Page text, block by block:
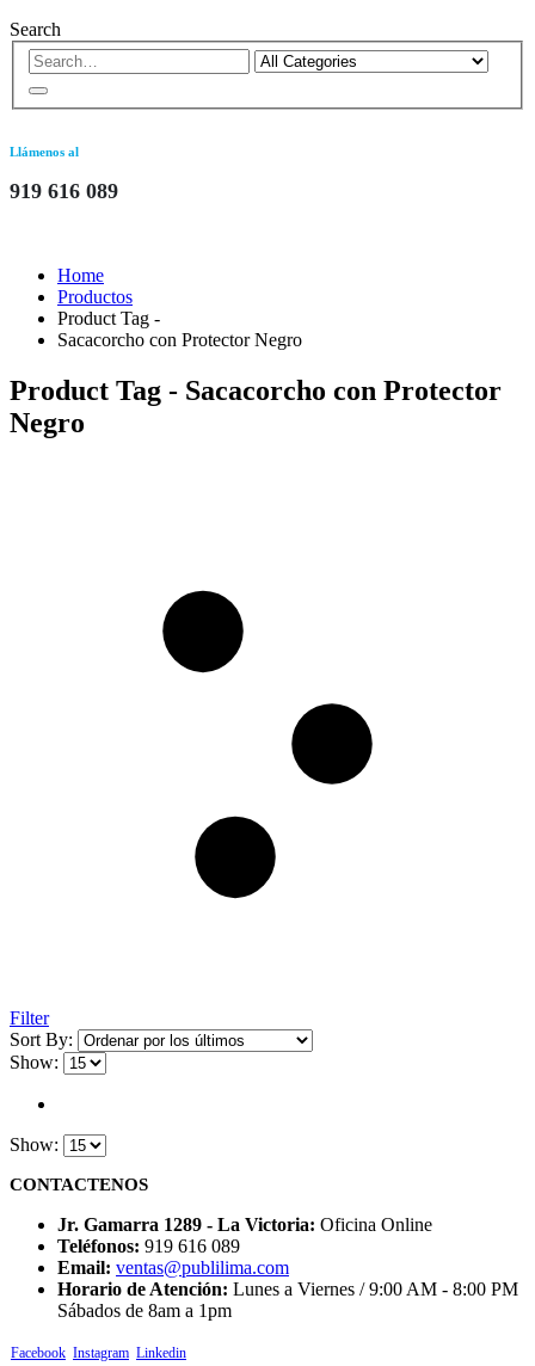
Search
Llámenos al
919 616 089
Home
Productos
Product Tag -
Sacacorcho con Protector Negro
Product Tag - Sacacorcho con Protector
Negro
Filter
Sort By:
Show:
Show:
CONTACTENOS
Jr. Gamarra 1289 - La Victoria: Oficina Online
Teléfonos: 919 616 089
Email: ventas@publilima.com
Horario de Atención: Lunes a Viernes / 9:00 AM - 8:00 PM
Sábados de 8am a 1pm
Facebook Instagram Linkedin